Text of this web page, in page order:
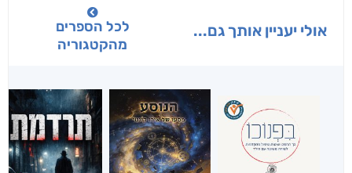
אולי יעניין אותך גם...
לכל הספרים
מהקטגוריה